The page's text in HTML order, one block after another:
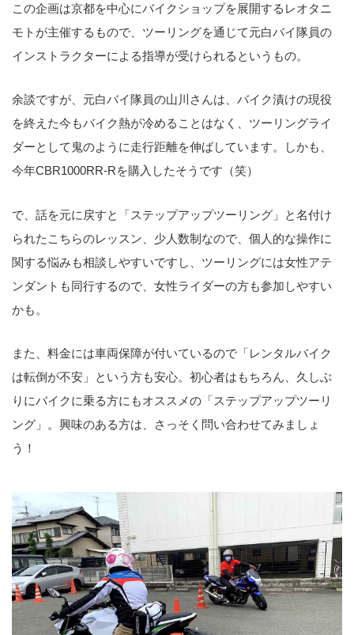
この企画は京都を中心にバイクショップを展開するレオタニ
モトが主催するもので、ツーリングを通じて元白バイ隊員の
インストラクターによる指導が受けられるというもの。
余談ですが、元白バイ隊員の山川さんは、バイク漬けの現役
を終えた今もバイク熱が冷めることはなく、ツーリングライ
ダーとして鬼のように走行距離を伸ばしています。しかも、
今年CBR1000RR-Rを購入したそうです（笑）
で、話を元に戻すと「ステップアップツーリング」と名付け
られたこちらのレッスン、少人数制なので、個人的な操作に
関する悩みも相談しやすいですし、ツーリングには女性アテ
ンダントも同行するので、女性ライダーの方も参加しやすい
かも。
また、料金には車両保障が付いているので「レンタルバイク
は転倒が不安」という方も安心。初心者はもちろん、久しぶ
りにバイクに乗る方にもオススメの「ステップアップツーリ
ング」。興味のある方は、さっそく問い合わせてみましょ
う！